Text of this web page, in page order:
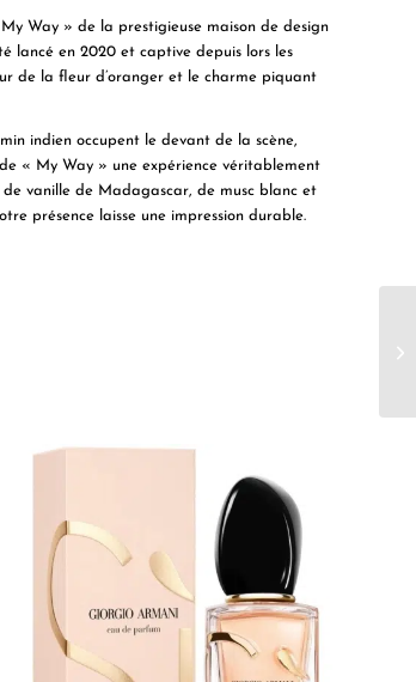
Way » de la prestigieuse maison de design
lancé en 2020 et captive depuis lors les
de la fleur d’oranger et le charme piquant
indien occupent le devant de la scène,
« My Way » une expérience véritablement
de vanille de Madagascar, de musc blanc et
présence laisse une impression durable.